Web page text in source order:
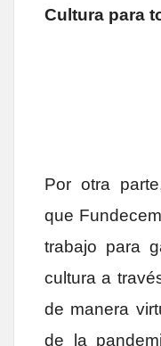
Cultura para
Por otra
que
trabajo para
cultura a
de manera
de la